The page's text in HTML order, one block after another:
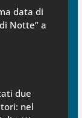
data di
Notte” a
due
nel